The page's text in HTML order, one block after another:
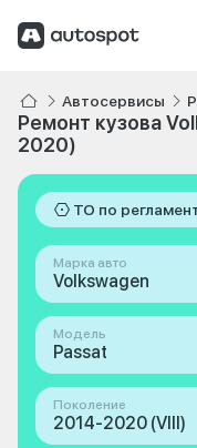
Автосервисы
Ремонт кузова
2020)
ТО по
Марка авто
Volkswagen
Модель
Passat
Поколение
2014-2020 (VIII)